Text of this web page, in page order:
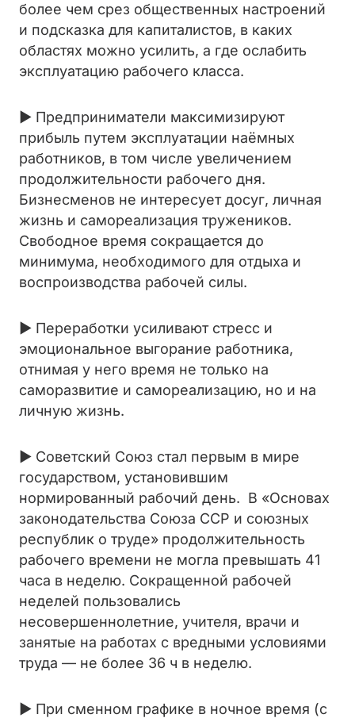
более чем срез общественных настроений
и подсказка для капиталистов, в каких
областях можно усилить, а где ослабить
эксплуатацию рабочего класса.
► Предприниматели максимизируют
прибыль путем эксплуатации наёмных
работников, в том числе увеличением
продолжительности рабочего дня.
Бизнесменов не интересует досуг, личная
жизнь и самореализация тружеников.
Свободное время сокращается до
минимума, необходимого для отдыха и
воспроизводства рабочей силы.
► Переработки усиливают стресс и
эмоциональное выгорание работника,
отнимая у него время не только на
саморазвитие и самореализацию, но и на
личную жизнь.
► Советский Союз стал первым в мире
государством, установившим
нормированный рабочий день. В «Основах
законодательства Союза ССР и союзных
республик о труде» продолжительность
рабочего времени не могла превышать 41
часа в неделю. Сокращенной рабочей
неделей пользовались
несовершеннолетние, учителя, врачи и
занятые на работах с вредными условиями
труда — не более 36 ч в неделю.
► При сменном графике в ночное время (с